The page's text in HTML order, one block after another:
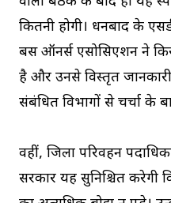
कितनी होगी। धनबाद के
बस ऑनर्स एसोसिएशन ने
है और उनसे विस्तृत
संबंधित विभागों से चर्चा के
वहीं, जिला परिवहन
सरकार यह सुनिश्चित करेगी